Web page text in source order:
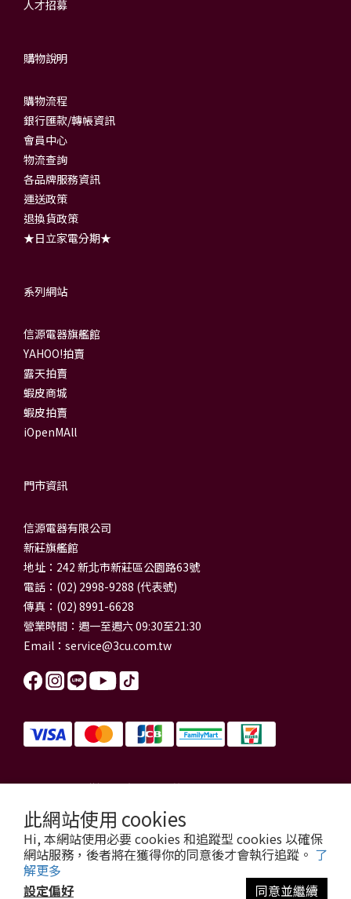
此網站使用 cookies
Hi, 本網站使用必要 cookies 和追蹤型 cookies 以確保
網站服務，後者將在獲得你的同意後才會執行追蹤。 了
解更多
設定偏好
同意並繼續
人才招募
購物說明
購物流程
銀行匯款/轉帳資訊
會員中心
物流查詢
各品牌服務資訊
運送政策
退換貨政策
★日立家電分期★
系列網站
信源電器旗艦館
YAHOO!拍賣
露天拍賣
蝦皮商城
蝦皮拍賣
iOpenMAll
門市資訊
信源電器有限公司
新莊旗艦館
地址：242 新北市新莊區公園路63號
電話：(02) 2998-9288 (代表號)
傳真：(02) 8991-6628
營業時間：週一至週六 09:30至21:30
Email： service@3cu.com.tw
信源電器有限公司 統一編號：84179325
信源電器 版權所有
copyright © 2026 3cu.com.tw All Rights Reserved.